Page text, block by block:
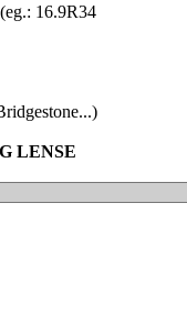
16.9R34
LENSE